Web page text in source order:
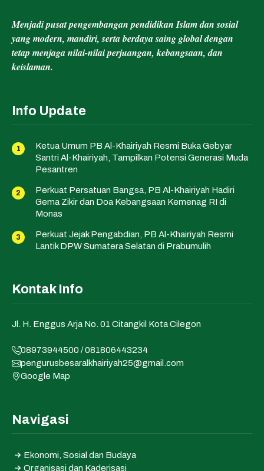
Menjadi pusat pengembangan pendidikan Islam dan sosial
yang modern, mandiri, serta berdaya saing global dengan
tetap menjaga nilai-nilai perjuangan, kebangsaan, dan
keislaman.
Info Update
Ketua Umum PB Al-Khairiyah Resmi Buka Gebyar
Santri Al-Khairiyah, Tampilkan Potensi Generasi Muda
Pesantren
Perkuat Persatuan Bangsa, PB Al-Khairiyah Hadiri
Gema Zikir dan Doa Kebangsaan Kemenag RI di
Monas
Perkuat Jejak Pengabdian, PB Al-Khairiyah Resmi
Lantik DPW Sumatera Selatan di Prabumulih
Kontak Info
Jl. H. Enggus Arja No. 01 Citangkil Kota Cilegon
08973944500 / 081806443234
pengurusbesaralkhairiyah25@gmail.com
Google Map
Navigasi
Ekonomi, Sosial dan Budaya
Organisasi dan Kaderisasi